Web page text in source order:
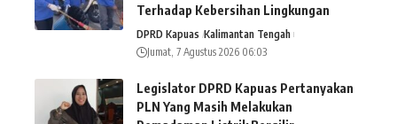
Terhadap Kebersihan Lingkungan
DPRD Kapuas Kalimantan Tengah
Jumat, 7 Agustus 2026 06:03
Legislator DPRD Kapuas Pertanyakan
PLN Yang Masih Melakukan